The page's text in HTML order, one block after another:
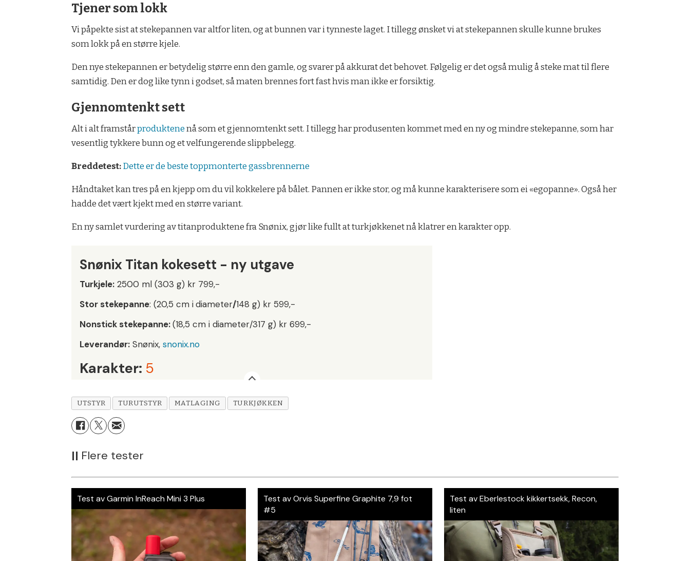
Tjener som lokk
Vi påpekte sist at stekepannen var altfor liten, og at bunnen var i tynneste laget. I tillegg ønsket vi at stekepannen skulle kunne brukes
som lokk på en større kjele.
Den nye stekepannen er betydelig større enn den gamle, og svarer på akkurat det behovet. Følgelig er det også mulig å steke mat til flere
samtidig. Den er dog like tynn i godset, så maten brennes fort fast hvis man ikke er forsiktig.
Gjennomtenkt sett
Alt i alt framstårproduktenenå som et gjennomtenkt sett. I tillegg har produsenten kommet med en ny og mindre stekepanne, som har
vesentlig tykkere bunn og et velfungerende slippbelegg.
Breddetest:Dette er de beste toppmonterte gassbrennerne
Håndtaket kan tres på en kjepp om du vil kokkelere på bålet. Pannen er ikke stor, og må kunne karakterisere som ei «egopanne». Også her
hadde det vært kjekt med en større variant.
En ny samlet vurdering av titanproduktene fra Snønix, gjør like fullt at turkjøkkenet nå klatrer en karakter opp.
Snønix Titan kokesett - ny utgave
Turkjele: 2500 ml (303 g) kr 799,-
Stor stekepanne:(20,5 cm idiameter/148 g) kr 599,-
Nonstick stekepanne:(18,5 cm i diameter/317 g) kr 699,-
Leverandør: Snønix,snonix.no
Karakter: 5
UTSTYR TURUTSTYR MATLAGING TURKJØKKEN
|| Flere tester
Test av Garmin InReach Mini 3 Plus
Test av Orvis Superfine Graphite 7,9 fot
#5
Test av Eberlestock kikkertsekk, Recon,
liten